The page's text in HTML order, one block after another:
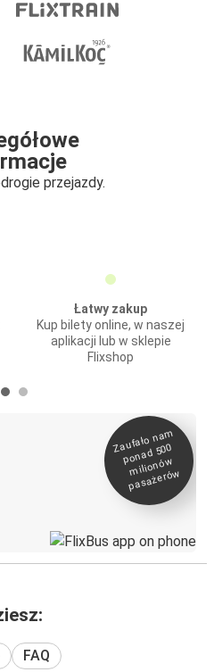
przejazdy.
Łatwy zakup
Kup bilety online, w naszej
aplikacji lub w sklepie
Flixshop
Zaufało na
m
ponad 500
milionó
w
pasażeró
w
FAQ